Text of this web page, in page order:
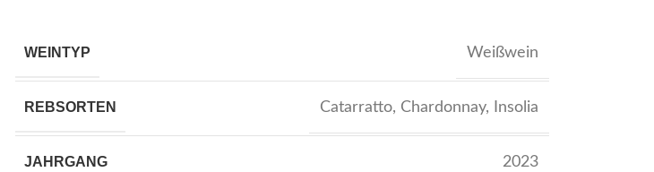
WEINTYP Weißwein
REBSORTEN Catarratto, Chardonnay, Insolia
JAHRGANG 2023